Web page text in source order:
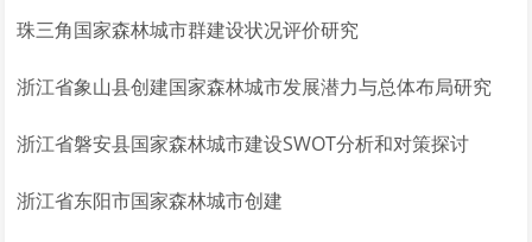
珠三角国家森林城市群建设状况评价研究
浙江省象山县创建国家森林城市发展潜力与总体布局研究
浙江省磐安县国家森林城市建设SWOT分析和对策探讨
浙江省东阳市国家森林城市创建